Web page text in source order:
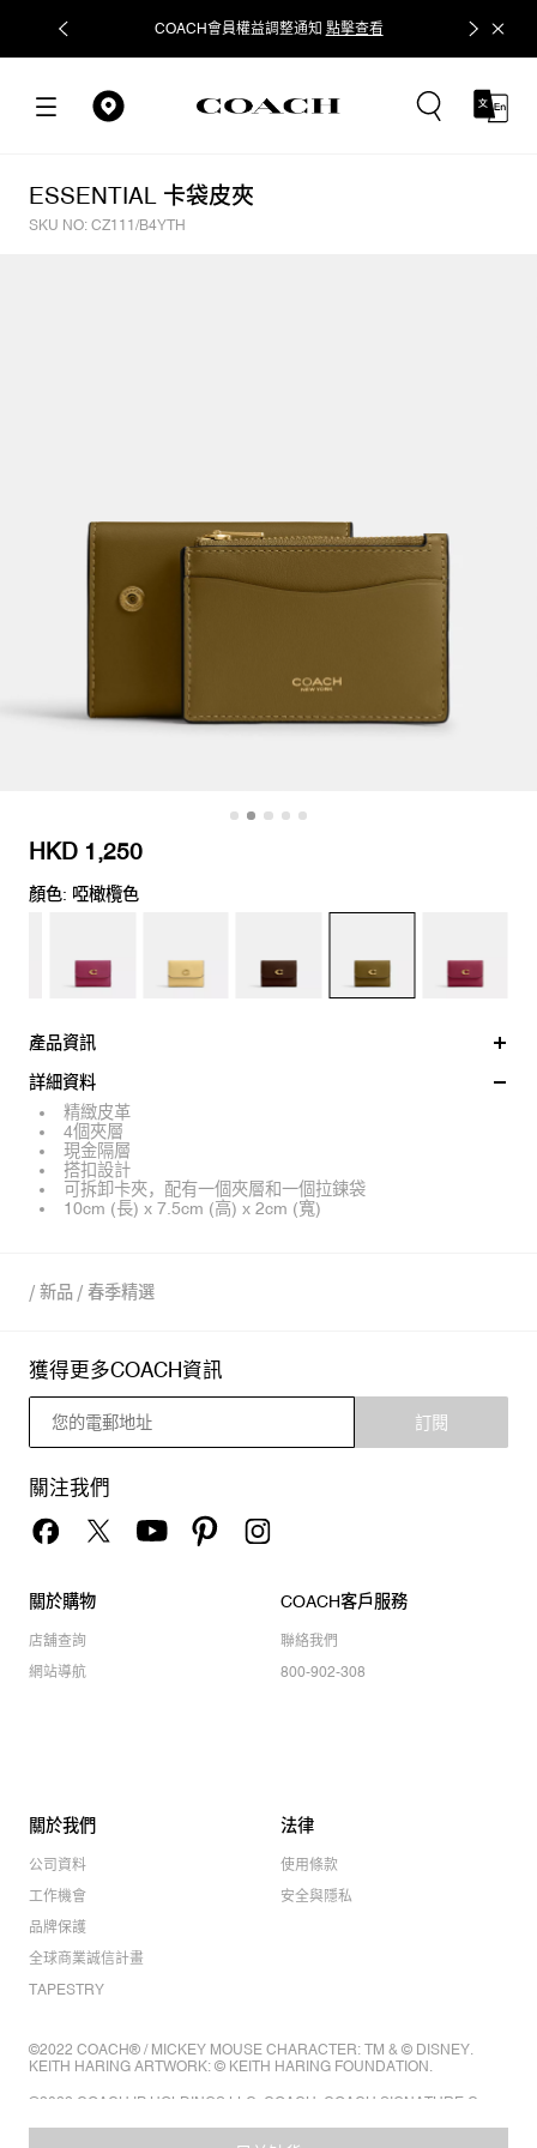
COACH會員權益調整通知 點擊查看 立即追蹤
ESSENTIAL 卡袋皮夾
SKU NO: CZ111/B4YTH
HKD 1,250
顏色: 啞橄欖色
產品資訊
詳細資料
精緻皮革
4個夾層
現金隔層
搭扣設計
可拆卸卡夾，配有一個夾層和一個拉鍊袋
10cm (長) x 7.5cm (高) x 2cm (寬)
/ 新品 / 春季精選
獲得更多COACH資訊
訂閱
關注我們
關於購物
店舖查詢
網站導航
COACH客戶服務
聯絡我們
800-902-308
關於我們
公司資料
工作機會
品牌保護
全球商業誠信計畫
TAPESTRY
法律
使用條款
安全與隱私
©2022 COACH® / MICKEY MOUSE CHARACTER: TM & © DISNEY.
KEITH HARING ARTWORK: © KEITH HARING FOUNDATION.
©2022 COACH IP HOLDINGS LLC. COACH, COACH SIGNATURE C